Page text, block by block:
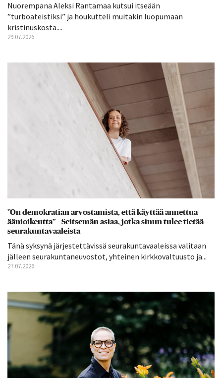
Nuorempana Aleksi Rantamaa kutsui itseään
”turboateistiksi” ja houkutteli muitakin luopumaan
kristinuskosta....
29.07.2026
”On demokratian arvostamista, että käyttää annettua
äänioikeutta” – Seitsemän asiaa, jotka sinun tulee tietää
seurakuntavaaleista
Tänä syksynä järjestettävissä seurakuntavaaleissa valitaan
jälleen seurakuntaneuvostot, yhteinen kirkkovaltuusto ja...
27.07.2026